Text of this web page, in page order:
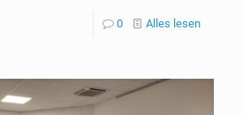
0 Alles lesen